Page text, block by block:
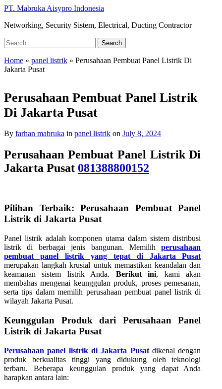
Skip
main
PT. Mabruka Aisypro Indonesia
Networking, Security Sistem, Electrical, Ducting Contractor
Search
for:
Search
Home » panel listrik » Perusahaan Pembuat Panel Listrik Di
Jakarta Pusat
Perusahaan Pembuat Panel Listrik
Di Jakarta Pusat
By farhan mabruka in panel listrik on July 8, 2024
Perusahaan Pembuat Panel Listrik Di
Jakarta Pusat 081388800152
Pilihan Terbaik: Perusahaan Pembuat Panel
Listrik di Jakarta Pusat
Panel listrik adalah komponen utama dalam sistem distribusi
listrik di berbagai jenis bangunan. Memilihperusahaan
pembuat panel listrik yang tepat di Jakarta Pusat
merupakan langkah krusial untuk memastikan keandalan dan
keamanan sistem listrik Anda. Berikut ini, kami akan
membahas mengenai keunggulan produk, proses pemesanan,
serta tips dalam memilih perusahaan pembuat panel listrik di
wilayah Jakarta Pusat.
Keunggulan Produk dari Perusahaan Panel
Listrik di Jakarta Pusat
Perusahaan panel listrik di Jakarta Pusatdikenal dengan
produk berkualitas tinggi yang didukung oleh teknologi
terbaru. Beberapa keunggulan produk yang dapat Anda
harapkan antara lain: